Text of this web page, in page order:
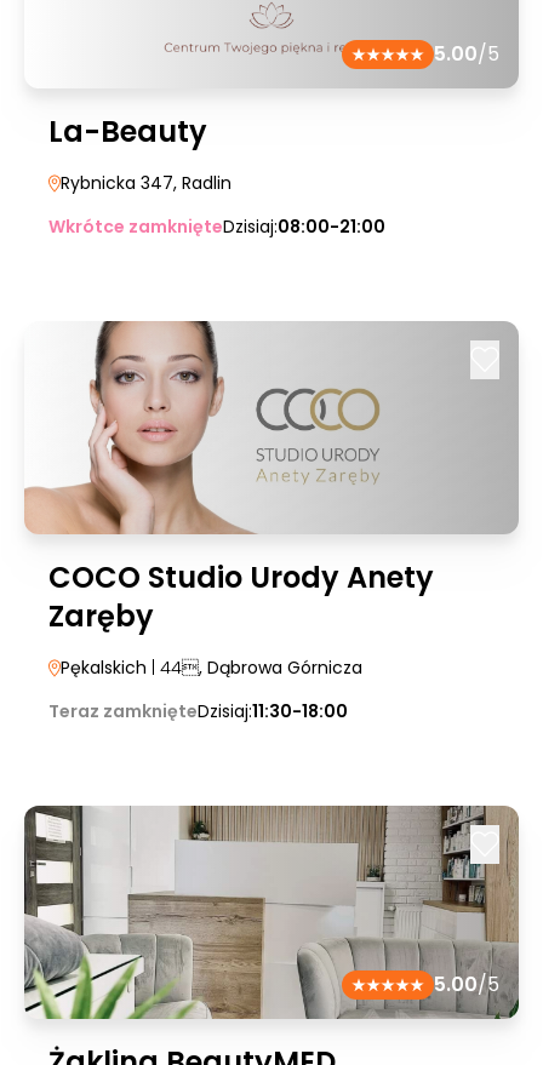
5.00/5
La-Beauty
Rybnicka 347, Radlin
Wkrótce zamknięteDzisiaj:08:00-21:00
COCO Studio Urody Anety
Zaręby
Pękalskich | 44, Dąbrowa Górnicza
Teraz zamknięteDzisiaj:11:30-18:00
5.00/5